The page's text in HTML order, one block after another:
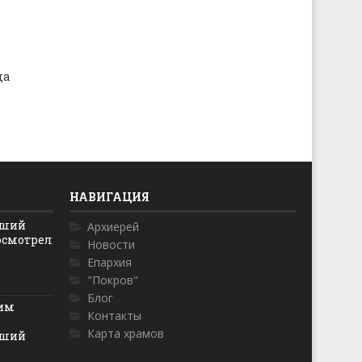
НАВИГАЦИЯ
Архиерей
Новости
Епархия
"Покров"
Блог
Контакты
Карта храмов